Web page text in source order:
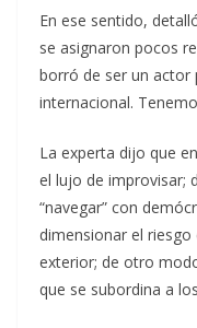
En ese sentido,
se asignaron pocos
borró de ser un actor
internacional.
La experta dijo que
el lujo de improvisar;
“navegar” con
dimensionar el
exterior; de otro
que se subordina a